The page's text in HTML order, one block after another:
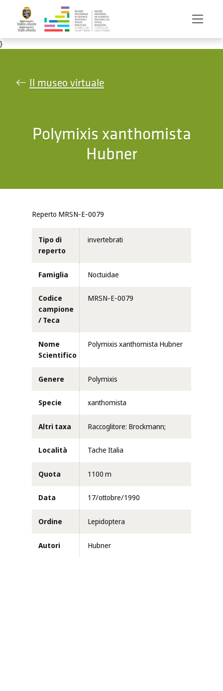
Salta al contenuto principale
}
Il museo virtuale
Polymixis xanthomista
Hubner
Reperto MRSN-E-0079
Tipo di
reperto
invertebrati
Famiglia Noctuidae
Codice
campione
/ Teca
MRSN-E-0079
Nome
Scientifico
Polymixis xanthomista Hubner
Genere Polymixis
Specie xanthomista
Altri taxa Raccoglitore: Brockmann;
Località Tache Italia
Quota 1100 m
Data 17/ottobre/1990
Ordine Lepidoptera
Autori Hubner